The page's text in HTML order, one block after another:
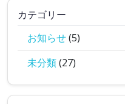
カテゴリー
お知らせ(5)
未分類(27)